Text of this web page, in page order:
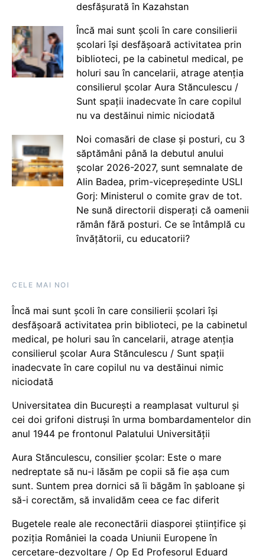
desfășurată în Kazahstan
Încă mai sunt școli în care consilierii
școlari își desfășoară activitatea prin
biblioteci, pe la cabinetul medical, pe
holuri sau în cancelarii, atrage atenția
consilierul școlar Aura Stănculescu /
Sunt spații inadecvate în care copilul
nu va destăinui nimic niciodată
Noi comasări de clase și posturi, cu 3
săptămâni până la debutul anului
școlar 2026-2027, sunt semnalate de
Alin Badea, prim-vicepreședinte USLI
Gorj: Ministerul o comite grav de tot.
Ne sună directorii disperați că oamenii
rămân fără posturi. Ce se întâmplă cu
învățătorii, cu educatorii?
CELE MAI NOI
Încă mai sunt școli în care consilierii școlari își
desfășoară activitatea prin biblioteci, pe la cabinetul
medical, pe holuri sau în cancelarii, atrage atenția
consilierul școlar Aura Stănculescu / Sunt spații
inadecvate în care copilul nu va destăinui nimic
niciodată
Universitatea din București a reamplasat vulturul și
cei doi grifoni distruși în urma bombardamentelor din
anul 1944 pe frontonul Palatului Universității
Aura Stănculescu, consilier școlar: Este o mare
nedreptate să nu-i lăsăm pe copii să fie așa cum
sunt. Suntem prea dornici să îi băgăm în șabloane și
să-i corectăm, să invalidăm ceea ce fac diferit
Bugetele reale ale reconectării diasporei științifice și
poziția României la coada Uniunii Europene în
cercetare-dezvoltare / Op Ed Profesorul Eduard